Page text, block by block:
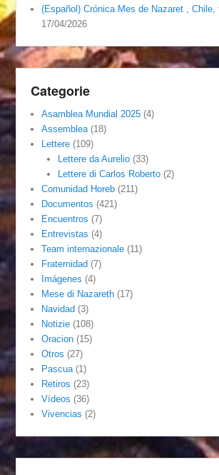
(Español) Crónica Mes de Nazaret , Chile,
17/04/2026
Categorie
Asamblea Mundial 2025 (4)
Assemblea (18)
Lettere (109)
Lettere da Aurelio(33)
Lettere di Carlos Roberto(2)
Comunidad Horeb (211)
Documentos (421)
Encuentros (7)
Entrevistas (4)
Team internazionale (11)
Fraternidad (7)
Imágenes (4)
Mese di Nazareth (17)
Navidad (3)
Notizie (108)
Oracion (15)
Otros (27)
Pascua (1)
Retiros (23)
Vídeos (36)
Vivencias (2)